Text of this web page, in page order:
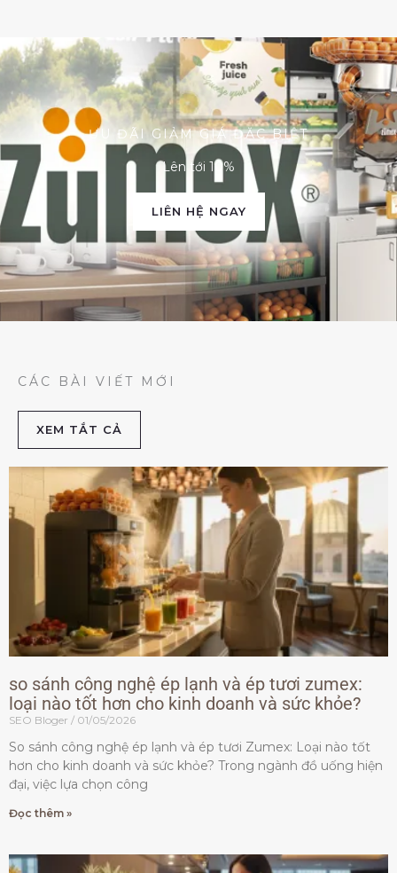
ƯU ĐÃI GIẢM GIÁ ĐẶC BIỆT
Lên tới 10%
LIÊN HỆ NGAY
CÁC BÀI VIẾT MỚI
XEM TẮT CẢ
so sánh công nghệ ép lạnh và ép tươi zumex:
loại nào tốt hơn cho kinh doanh và sức khỏe?
SEO Bloger 01/05/2026
So sánh công nghệ ép lạnh và ép tươi Zumex: Loại nào tốt
hơn cho kinh doanh và sức khỏe? Trong ngành đồ uống hiện
đại, việc lựa chọn công
Đọc thêm »